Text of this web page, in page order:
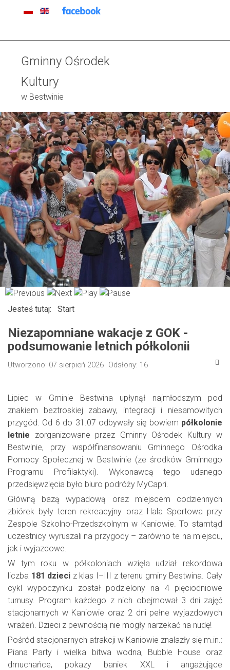
Gminny Ośrodek
Kultury
w Bestwinie
Jesteś tutaj: Start
Niezapomniane wakacje z GOK -
podsumowanie letnich półkolonii
Utworzono: 07 sierpień 2026 Odsłony: 16
Lipiec w Gminie Bestwina upłynął najmłodszym pod
znakiem beztroskiej zabawy, integracji i niesamowitych
przygód. Od 6 do 31.07 odbywały się bowiem półkolonie
letnie zorganizowane przez Gminny Ośrodek Kultury w
Bestwinie, przy współfinansowaniu Gminnego Ośrodka
Pomocy Społecznej w Bestwinie (ze środków Gminnego
Programu Profilaktyki). Wykonawcą tego udanego
przedsięwzięcia było biuro podróży MyCapri.
Główną bazą wypadową oraz miejscem codziennych
zbiórek były teren rekreacyjny oraz Hala Sportowa przy
Zespole Szkolno-Przedszkolnym w Kaniowie. To stamtąd
uczestnicy wyruszali na przygody – zarówno te na miejscu,
jak i wyjazdowe.
W tym roku w półkoloniach wzięła udział rekordowa
liczba 181 dzieci z klas I–III z terenu gminy Bestwina. Cały
cykl wypoczynku został podzielony na 4 pięciodniowe
turnusy. Program każdego z nich obejmował 3 dni zajęć
stacjonarnych w Kaniowie oraz 2 dni pełne wyjazdowych
wrażeń. Dzieci z pewnością nie mogły narzekać na nudę!
Pośród stacjonarnych atrakcji w Kaniowie znalazły się m.in.:
Piana Party i wielka bitwa wodna, Bubble House oraz
dmuchańce, pokazy baniek XXL i angażujące